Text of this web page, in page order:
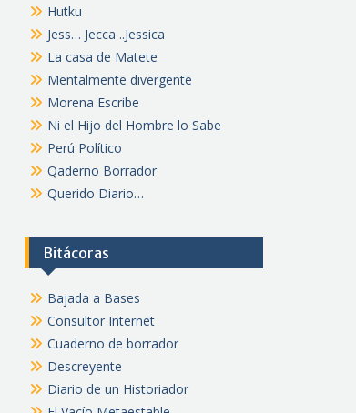
Hutku
Jess… Jecca ..Jessica
La casa de Matete
Mentalmente divergente
Morena Escribe
Ni el Hijo del Hombre lo Sabe
Perú Político
Qaderno Borrador
Querido Diario…
Bitácoras
Bajada a Bases
Consultor Internet
Cuaderno de borrador
Descreyente
Diario de un Historiador